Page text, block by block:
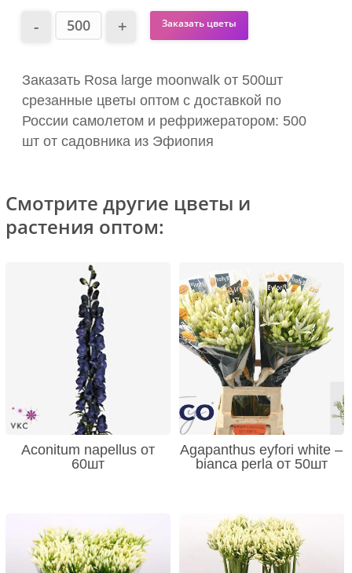
Заказать цветы
Заказать Rosa large moonwalk от 500шт
срезанные цветы оптом с доставкой по
России самолетом и рефрижератором: 500
шт от садовника из Эфиопия
Смотрите другие цветы и
растения оптом:
Aconitum napellus от
60шт
Agapanthus eyfori white –
bianca perla от 50шт